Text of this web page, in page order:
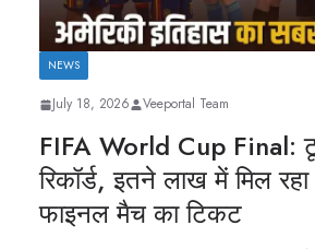
NEWS
July 18, 2026 Veeportal Team
FIFA World Cup Final:
रिकॉर्ड, इतने लाख में मिल
फाइनल मैच का टिकट